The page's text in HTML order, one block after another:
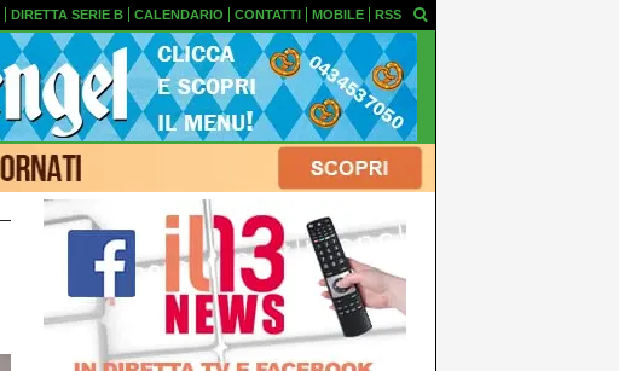
DIRETTA SERIE B CALENDARIO CONTATTI MOBILE RSS